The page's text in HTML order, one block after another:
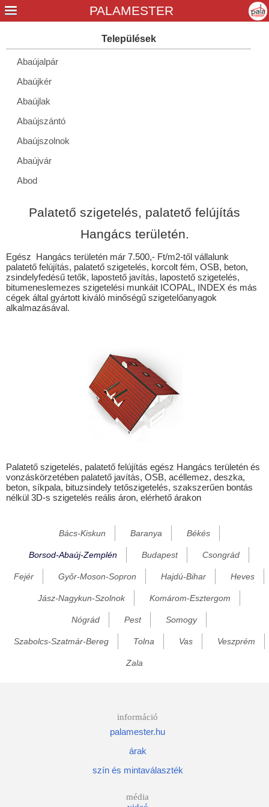
Abaújalpár
Abaújkér
Abaújlak
Abaújszántó
Abaújszolnok
Abaújvár
Abod
Alacska
Alsódobsza
Alsógagy
Alsóregmec
Aszaló
Baktakék
Bánréve
Baskó
Becskeháza
Berente
Palatető szigetelés, palatető felújítás
Hangács területén.
Egész Hangács területén már 7.500,- Ft/m2-től vállalunk
palatető felújítás, palatető szigetelés, korcolt fém, OSB, beton,
zsindelyfedésű tetők, lapostető javítás, lapostető szigetelés,
bitumeneslemezes szigetelési munkáit ICOPAL, INDEX és más
cégek által gyártott kiváló minőségű szigetelőanyagok
alkalmazásával.
Palatető szigetelés, palatető felújítás egész Hangács területén és
vonzáskörzetében palatető javítás, OSB, acéllemez, deszka,
beton, síkpala, bituzsindely tetőszigetelés, szakszerűen bontás
nélkül 3D-s szigetelés reális áron, elérhető árakon
Bács-Kiskun Baranya Békés
Borsod-Abaúj-Zemplén Budapest Csongrád
Fejér Győr-Moson-Sopron Hajdú-Bihar Heves
Jász-Nagykun-Szolnok Komárom-Esztergom
Nógrád Pest Somogy
Szabolcs-Szatmár-Bereg Tolna Vas Veszprém
Zala
információ
palamester.hu
árak
szín és mintaválaszték
média